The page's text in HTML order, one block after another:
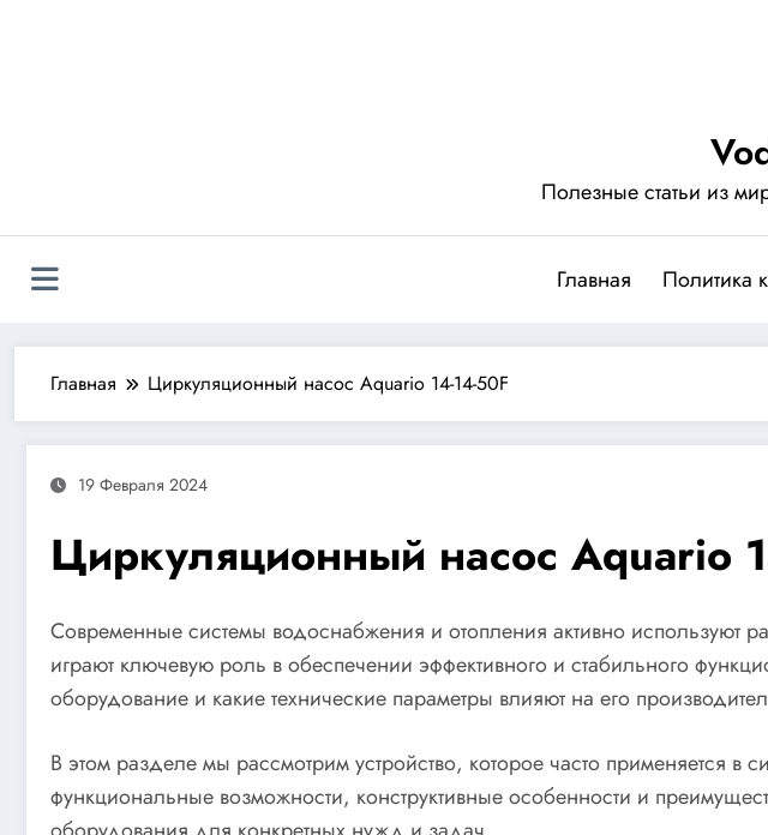
Полезные статьи из
Главная Политика
Главная Циркуляционный насос Aquario 14-14-50F
19 Февраля 2024
Циркуляционный насос Aquario
Современные системы водоснабжения и отопления активно используют
играют ключевую роль в обеспечении эффективного и стабильного
оборудование и какие технические параметры влияют на его
В этом разделе мы рассмотрим устройство, которое часто применяется
функциональные возможности, конструктивные особенности и